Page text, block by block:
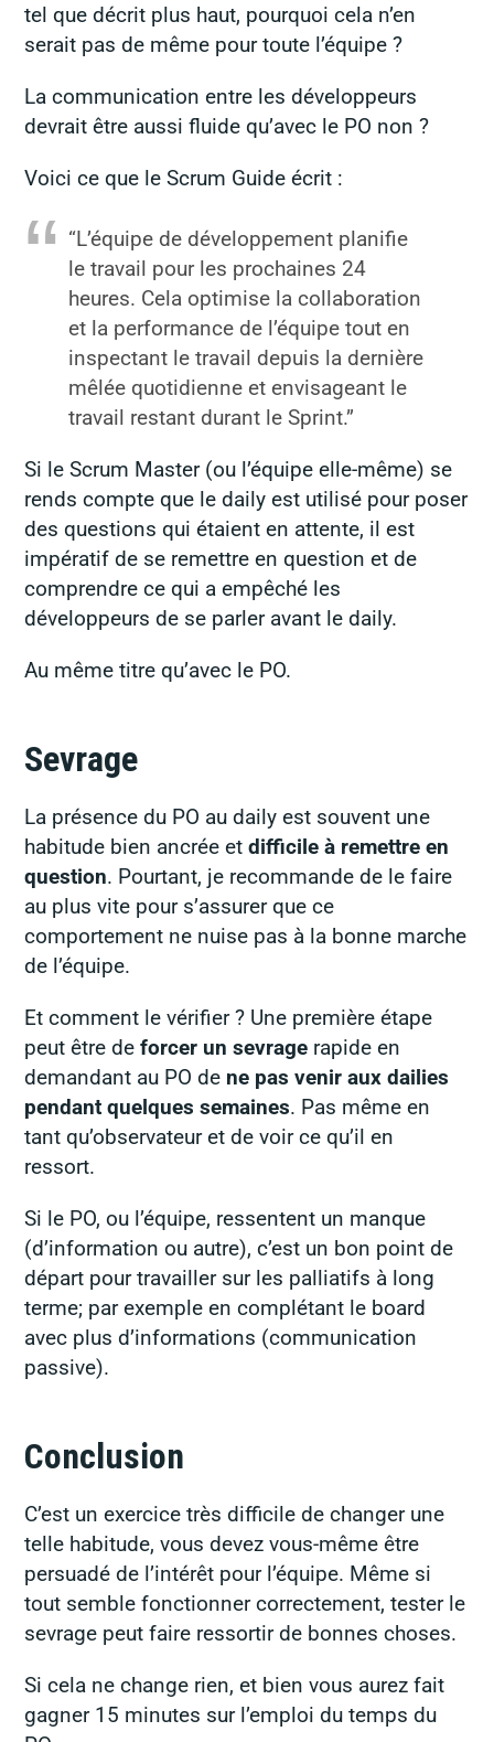
tel que décrit plus haut, pourquoi cela n’en
serait pas de même pour toute l’équipe ?
La communication entre les développeurs
devrait être aussi fluide qu’avec le PO non ?
Voici ce que le Scrum Guide écrit :
“L’équipe de développement planifie
le travail pour les prochaines 24
heures. Cela optimise la collaboration
et la performance de l’équipe tout en
inspectant le travail depuis la dernière
mêlée quotidienne et envisageant le
travail restant durant le Sprint.”
Si le Scrum Master (ou l’équipe elle-même) se
rends compte que le daily est utilisé pour poser
des questions qui étaient en attente, il est
impératif de se remettre en question et de
comprendre ce qui a empêché les
développeurs de se parler avant le daily.
Au même titre qu’avec le PO.
Sevrage
La présence du PO au daily est souvent une
habitude bien ancrée etdifficile à remettre en
question. Pourtant, je recommande de le faire
au plus vite pour s’assurer que ce
comportement ne nuise pas à la bonne marche
de l’équipe.
Et comment le vérifier ? Une première étape
peut être deforcer un sevrage rapide en
demandant au PO de ne pas venir aux dailies
pendant quelques semaines. Pas même en
tant qu’observateur et de voir ce qu’il en
ressort.
Si le PO, ou l’équipe, ressentent un manque
(d’information ou autre), c’est un bon point de
départ pour travailler sur les palliatifs à long
terme; par exemple en complétant le board
avec plus d’informations (communication
passive).
Conclusion
C’est un exercice très difficile de changer une
telle habitude, vous devez vous-même être
persuadé de l’intérêt pour l’équipe. Même si
tout semble fonctionner correctement, tester le
sevrage peut faire ressortir de bonnes choses.
Si cela ne change rien, et bien vous aurez fait
gagner 15 minutes sur l’emploi du temps du